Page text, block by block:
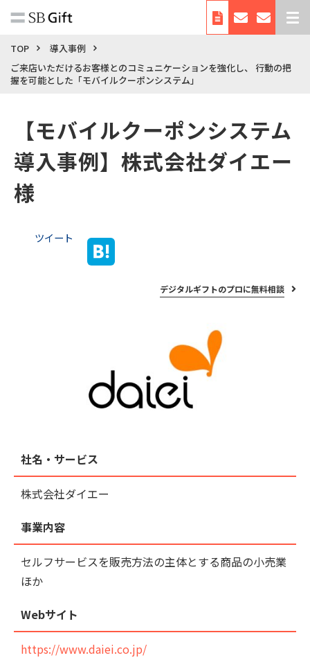
サービス紹介
お役立ち資料
TOP
導入事例
ご来店いただけるお客様とのコミュニケーションを強化し、 行動の把
握を可能とした「モバイルクーポンシステム」
【モバイルクーポンシステム
導入事例】株式会社ダイエー
様
ツイート
デジタルギフトのプロに無料相談
社名・サービス
株式会社ダイエー
事業内容
セルフサービスを販売方法の主体とする商品の小売業
ほか
Webサイト
https://www.daiei.co.jp/